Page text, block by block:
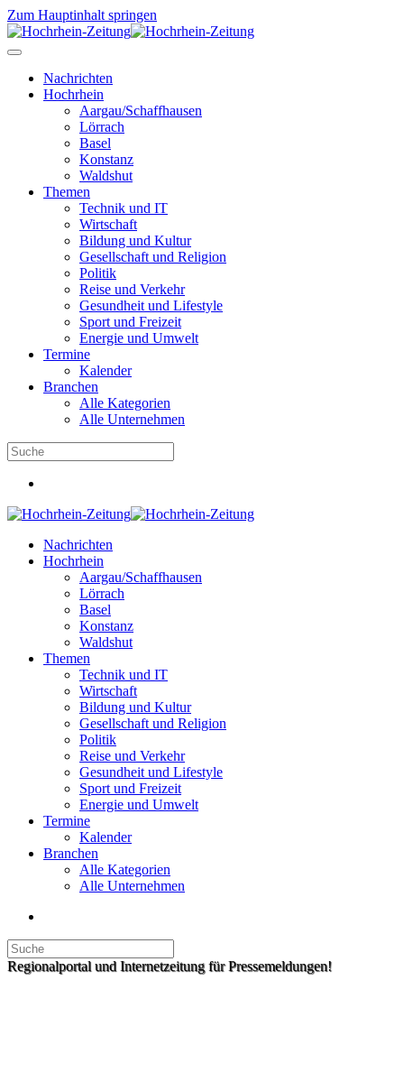
Zum Hauptinhalt springen
Nachrichten
Hochrhein
Aargau/Schaffhausen
Lörrach
Basel
Konstanz
Waldshut
Themen
Technik und IT
Wirtschaft
Bildung und Kultur
Gesellschaft und Religion
Politik
Reise und Verkehr
Gesundheit und Lifestyle
Sport und Freizeit
Energie und Umwelt
Termine
Kalender
Branchen
Alle Kategorien
Alle Unternehmen
Nachrichten
Hochrhein
Aargau/Schaffhausen
Lörrach
Basel
Konstanz
Waldshut
Themen
Technik und IT
Wirtschaft
Bildung und Kultur
Gesellschaft und Religion
Politik
Reise und Verkehr
Gesundheit und Lifestyle
Sport und Freizeit
Energie und Umwelt
Termine
Kalender
Branchen
Alle Kategorien
Alle Unternehmen
Regionalportal und Internetzeitung für Pressemeldungen!